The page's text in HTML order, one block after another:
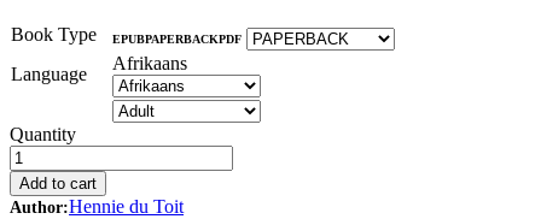
Book Type EPUBPAPERBACKPDF
Language
Afrikaans
Quantity
Add to cart
Author:Hennie du Toit